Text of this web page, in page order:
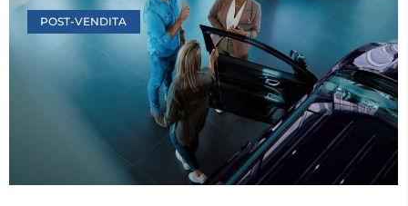
POST-VENDITA